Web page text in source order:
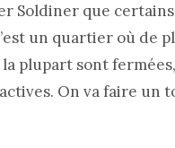
Soldiner que
un quartier où de
plupart sont
On va faire un